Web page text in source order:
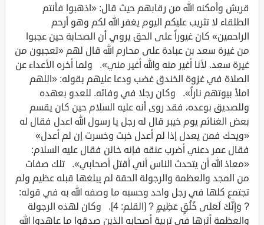
قريش وأمكنه الله من رقابهم حيث قال: «اذهبوا فأنتم
الطلقاء لا تثريب عليكم اليوم يغفر الله لكم وهو أرحم
الراحمين» كان غيوراً على الحق يروي أن الصحابة حين عجبوا
من غيرة سعد بن عبادة على محارم الله قال لهم «تعجبون من
غيرة سعد. لأنا أغير منه والله أغير مني». ولما أخره الأعداء عن
الصلاة في غزوة الخندق غضب ودعا عليهم بقوله: «اللهم
املأ بيوتهم ناراً». وكان رجلا في وفائه. للعدو بعهده
وللصديق بوعده، فقد روى أنه عليه السلام حين كان يقسم
بعض الغنائم يوم خيبر قال له رجل يا رسول الله اعدل فقال له
«ويحك فمن يعدل إذا لم أعدل خبت وخسرت إن لم أعدل»
فقال عمر دعني أضرب عنقه فإنه خائن فقال عليه السلام:
«معاذ الله أن يتحدث الناس أني أقتل أصحابي». تلك صفات
من المجد والعظمة والرجولة الحقة لم يبلغها قبله عظيم ولم
تجتمع كلها في رجل واحد وحسبه ما وصفه الله به في قوله:
? وَإِنَّكَ لَعَلى خُلُقٍ عَظِيمٍ ? [القلم: 4]. وكان لهذه الرجولة
والعظمة أثرها في تربية أصحابه الذين صدقوا ما عاهدوا الله